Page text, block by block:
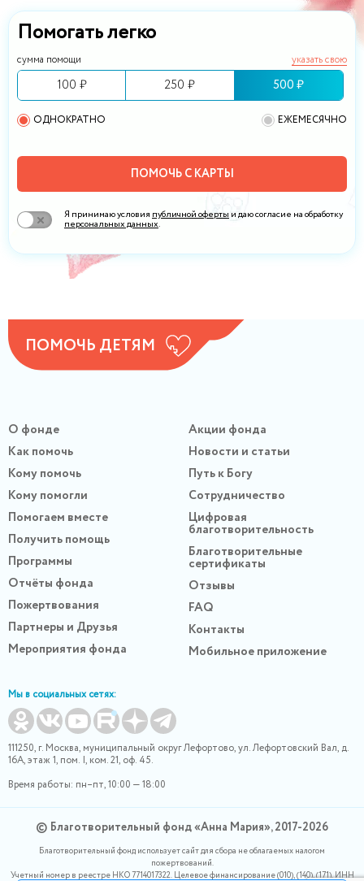
Помогать легко
сумма помощи указать свою
100 ₽ 250 ₽ 500 ₽
ОДНОКРАТНО ЕЖЕМЕСЯЧНО
ПОМОЧЬ С КАРТЫ
Я принимаю условияпубличной офертыи даю согласие на обработку
персональных данных.
ПОМОЧЬ ДЕТЯМ
О фонде
Как помочь
Кому помочь
Кому помогли
Помогаем вместе
Получить помощь
Программы
Отчёты фонда
Пожертвования
Партнеры и Друзья
Мероприятия фонда
Акции фонда
Новости и статьи
Путь к Богу
Сотрудничество
Цифровая
благотворительность
Благотворительные
сертификаты
Отзывы
FAQ
Контакты
Мобильное приложение
Мы в социальных сетях:
111250, г. Москва, муниципальный округ Лефортово, ул. Лефортовский Вал, д.
16А, этаж 1, пом. I, ком. 21, оф. 45.
Время работы: пн–пт, 10:00 — 18:00
© Благотворительный фонд «Анна Мария», 2017-2026
Благотворительный фонд использует сайт для сбора не облагаемых налогом
пожертвований.
Учетный номер в реестре НКО 7714017322. Целевое финансирование (010), (140), (171). ИНН